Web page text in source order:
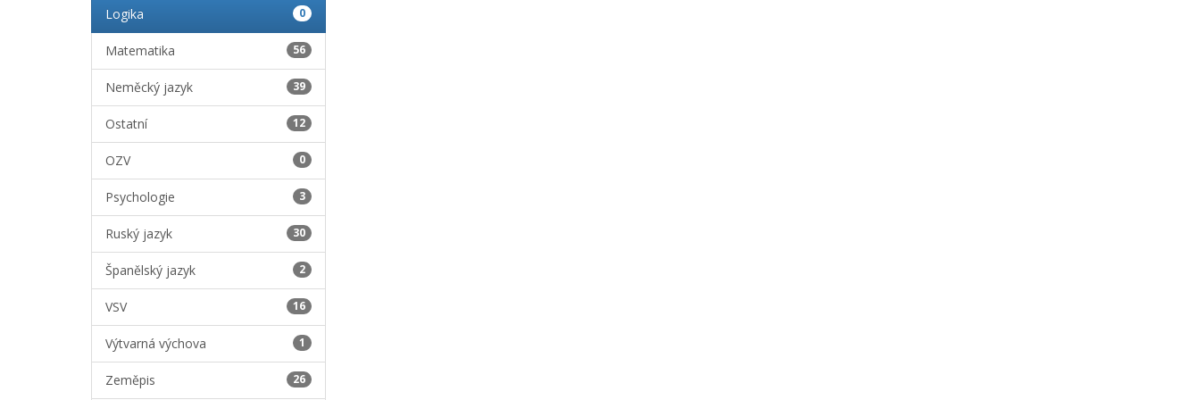
Logika 0
Matematika 56
Neměcký jazyk 39
Ostatní 12
OZV 0
Psychologie 3
Ruský jazyk 30
Španělský jazyk 2
VSV 16
Výtvarná výchova 1
Zeměpis 26